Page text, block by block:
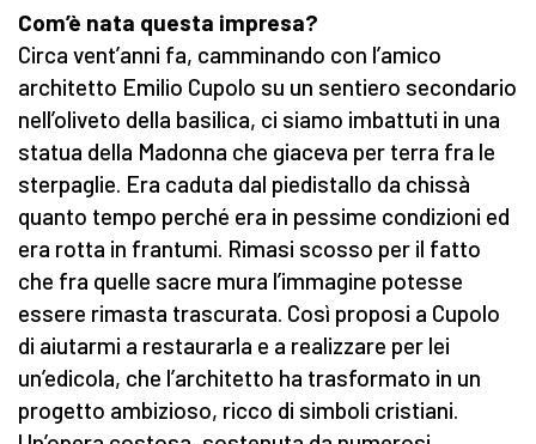
Com’è nata questa impresa?
Circa vent’anni fa, camminando con l’amico
architetto Emilio Cupolo su un sentiero secondario
nell’oliveto della basilica, ci siamo imbattuti in una
statua della Madonna che giaceva per terra fra le
sterpaglie. Era caduta dal piedistallo da chissà
quanto tempo perché era in pessime condizioni ed
era rotta in frantumi. Rimasi scosso per il fatto
che fra quelle sacre mura l’immagine potesse
essere rimasta trascurata. Così proposi a Cupolo
di aiutarmi a restaurarla e a realizzare per lei
un’edicola, che l’architetto ha trasformato in un
progetto ambizioso, ricco di simboli cristiani.